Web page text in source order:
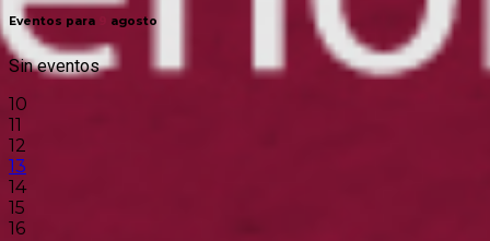
Eventos para agosto
Sin eventos
10
11
12
13
14
15
16